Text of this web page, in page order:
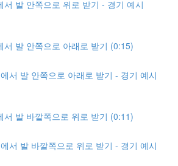
서 발 안쪽으로 위로 받기 - 경기 예시
서 발 안쪽으로 아래로 받기 (0:15)
서 발 안쪽으로 아래로 받기 - 경기 예시
서 발 바깥쪽으로 위로 받기 (0:11)
서 발 바깥쪽으로 위로 받기 - 경기 예시